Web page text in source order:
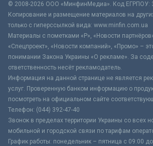
© 2008-2026 ООО «МинфинМедиа». Код ЕГРПОУ:
Копирование и размещение материалов на
только с гиперссылкой вида: www.minfin.com.ua
Материалы с пометками «Р», «Новости
«Спецпроект», «Новости компаний», «Промо» –
понимании Закона Украины «О рекламе». За
ответственность несёт рекламодатель.
Информация на данной странице не является
услуг. Проверенную банком информацию о
посмотреть на официальном сайте
Телефон: (044) 392-47-40
Звонок в пределах территории Украины со всех
мобильной и городской связи по тарифам
График работы: понедельник – пятница с 09:00